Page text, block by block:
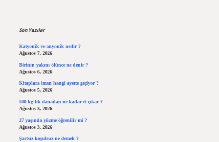
Son Yazılar
Katyonik ve anyonik nedir ?
Ağustos 7, 2026
Birinin yakını ölünce ne denir ?
Ağustos 6, 2026
Kitaplara iman hangi ayette geçiyor ?
Ağustos 5, 2026
500 kg lık danadan ne kadar et çıkar ?
Ağustos 3, 2026
27 yaşında yüzme öğrenilir mi ?
Ağustos 3, 2026
Şartsız koşulsuz ne demek ?